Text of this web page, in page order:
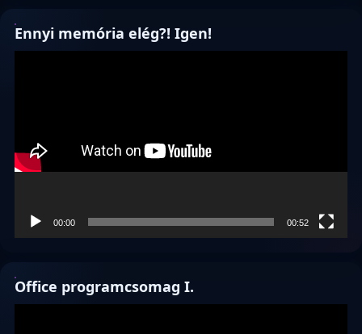
Ennyi memória elég?! Igen!
00:00 00:52
Office programcsomag I.